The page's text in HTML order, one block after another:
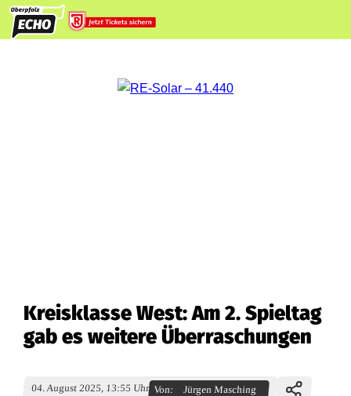
Kreisklasse West: Am 2. Spieltag
gab es weitere Überraschungen
04. August 2025, 13:55 Uhr Von: Jürgen Masching